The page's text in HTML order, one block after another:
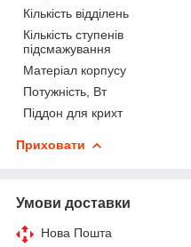
Кількість відділень
Кількість ступенів
підсмажування
Матеріал корпусу
Потужність, Вт
Піддон для крихт
Приховати
Умови доставки
Нова Пошта